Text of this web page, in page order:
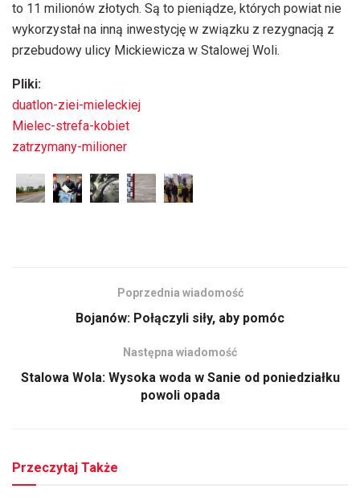
to 11 milionów złotych. Są to pieniądze, których powiat nie
wykorzystał na inną inwestycję w związku z rezygnacją z
przebudowy ulicy Mickiewicza w Stalowej Woli.
Pliki:
duatlon-ziei-mieleckiej
Mielec-strefa-kobiet
zatrzymany-milioner
Poprzednia wiadomość
Bojanów: Połączyli siły, aby pomóc
Następna wiadomość
Stalowa Wola: Wysoka woda w Sanie od poniedziałku
powoli opada
Przeczytaj Także